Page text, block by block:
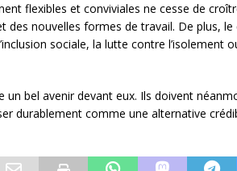
flexibles et conviviales ne cesse de
nouvelles formes de travail. De plus, le
sociale, la lutte contre l’isolement
un bel avenir devant eux. Ils doivent
durablement comme une alternative